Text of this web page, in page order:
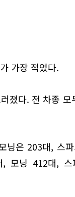
가장 적었다.
졌다. 전 차종 모
닝은 203대, 스
모닝 412대, 스